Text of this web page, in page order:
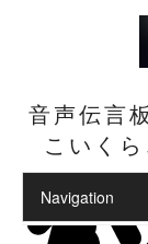
音声伝言
こいく